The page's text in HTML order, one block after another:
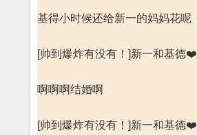
基得小时候还给新一的妈妈花呢
[帅到爆炸有没有！]新一和基德❤️
啊啊啊结婚啊
[帅到爆炸有没有！]新一和基德❤️